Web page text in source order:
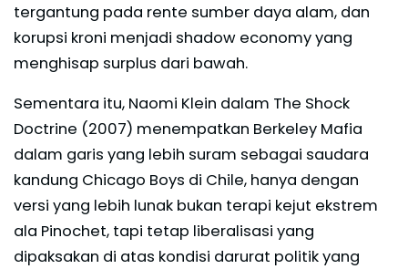
tergantung pada rente sumber daya alam, dan
korupsi kroni menjadi shadow economy yang
menghisap surplus dari bawah.
Sementara itu, Naomi Klein dalam The Shock
Doctrine (2007) menempatkan Berkeley Mafia
dalam garis yang lebih suram sebagai saudara
kandung Chicago Boys di Chile, hanya dengan
versi yang lebih lunak bukan terapi kejut ekstrem
ala Pinochet, tapi tetap liberalisasi yang
dipaksakan di atas kondisi darurat politik yang